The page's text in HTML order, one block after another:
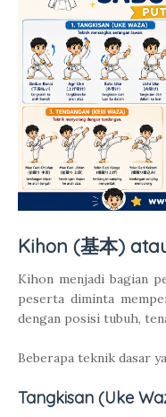
Kihon (基本)
Kihon menjadi bagian
peserta diminta
dengan posisi tubuh,
Beberapa teknik dasar
Tangkisan (Uke